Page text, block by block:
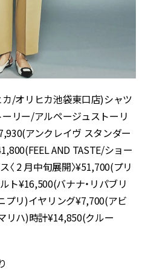
/オリヒカ池袋東口店)シャツ
リー/アルページュストーリ
アンクレイヴ スタンダー
AND TASTE/ショー
2 月中旬展開〉¥51,700(プリ
ト¥16,500(バナナ・リパブリ
プリ)イヤリング¥7,700(アビ
リハ)時計¥14,850(クルー